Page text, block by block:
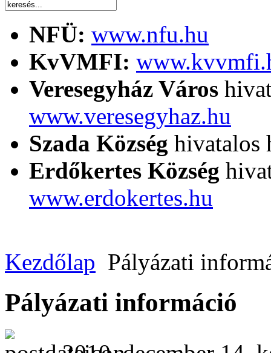
NFÜ: www.nfu.hu
KvVMFI:
Veresegyház Város
www.veresegyhaz.hu
Szada Község hivatalos
Erdőkertes Község
www.erdokertes.hu
Kezdőlap Pályázati
Pályázati információ